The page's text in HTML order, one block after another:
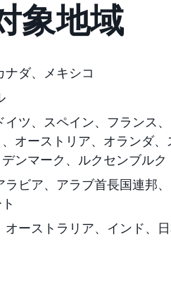
象地域
ナダ、メキシコ
イツ、スペイン、フランス
オーストリア、オランダ
ンマーク、ルクセンブルク
ラビア、アラブ首長国連邦
オーストラリア、インド、